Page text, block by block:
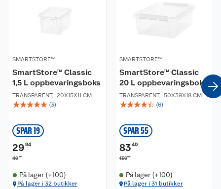
SMARTSTORE™
SmartStore™ Classic
1,5 L oppbevaringsboks
TRANSPARENT, 20X15X11 CM
☆☆☆☆☆ (3)
SPAR 19
2994
4990
På lager (+100)
På lager i 32 butikker
SMARTSTORE™
SmartStore™ Classic
20 L oppbevaringsboks
TRANSPARENT, 50X39X18 CM
☆☆☆☆☆ (6)
SPAR 55
83 40
13900
På lager (+100)
På lager i 31 butikker